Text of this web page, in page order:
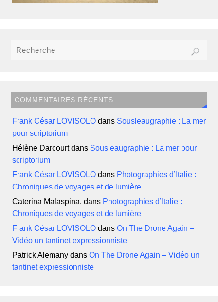
COMMENTAIRES RÉCENTS
Frank César LOVISOLO dans Sousleaugraphie : La mer
pour scriptorium
Hélène Darcourtdans Sousleaugraphie : La mer pour
scriptorium
Frank César LOVISOLO dans Photographies d’Italie :
Chroniques de voyages et de lumière
Caterina Malaspina. dans Photographies d’Italie :
Chroniques de voyages et de lumière
Frank César LOVISOLO dansOn The Drone Again –
Vidéo un tantinet expressionniste
Patrick Alemany dansOn The Drone Again – Vidéo un
tantinet expressionniste